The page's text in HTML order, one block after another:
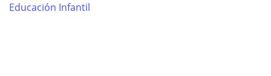
Educación Infantil